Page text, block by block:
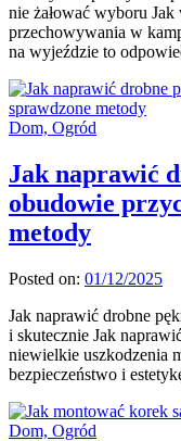
nie żałować wyboru
przechowywania w
na wyjeździe to
Dom, Ogród
Jak naprawić
obudowie
metody
Posted on: 01/12/2025
Jak naprawić drobne
i skutecznie Jak
niewielkie uszkodzenia
bezpieczeństwo i
Dom, Ogród